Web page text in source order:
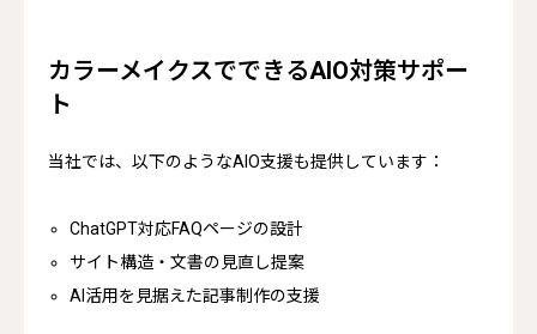
カラーメイクスでできるAIO対策サポー
ト
当社では、以下のようなAIO支援も提供しています：
ChatGPT対応FAQページの設計
サイト構造・文書の見直し提案
AI活用を見据えた記事制作の支援